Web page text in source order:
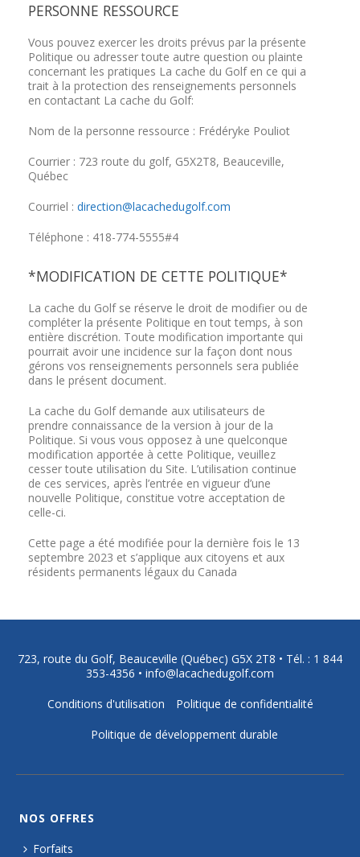
PERSONNE RESSOURCE
Vous pouvez exercer les droits prévus par la présente
Politique ou adresser toute autre question ou plainte
concernant les pratiques La cache du Golf en ce qui a
trait à la protection des renseignements personnels
en contactant La cache du Golf:
Nom de la personne ressource : Frédéryke Pouliot
Courrier : 723 route du golf, G5X2T8, Beauceville,
Québec
Courriel : direction@lacachedugolf.com
Téléphone : 418-774-5555#4
*MODIFICATION DE CETTE POLITIQUE*
La cache du Golf se réserve le droit de modifier ou de
compléter la présente Politique en tout temps, à son
entière discrétion. Toute modification importante qui
pourrait avoir une incidence sur la façon dont nous
gérons vos renseignements personnels sera publiée
dans le présent document.
La cache du Golf demande aux utilisateurs de
prendre connaissance de la version à jour de la
Politique. Si vous vous opposez à une quelconque
modification apportée à cette Politique, veuillez
cesser toute utilisation du Site. L’utilisation continue
de ces services, après l’entrée en vigueur d’une
nouvelle Politique, constitue votre acceptation de
celle-ci.
Cette page a été modifiée pour la dernière fois le 13
septembre 2023 et s’applique aux citoyens et aux
résidents permanents légaux du Canada
723, route du Golf, Beauceville (Québec) G5X 2T8 • Tél. : 1 844
353-4356 • info@lacachedugolf.com
Conditions d'utilisation
Politique de confidentialité
Politique de développement durable
NOS OFFRES
Forfaits